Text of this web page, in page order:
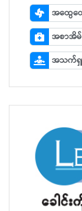
အထွေထွေ
အစာအိမ်
အသက်ရှူလ